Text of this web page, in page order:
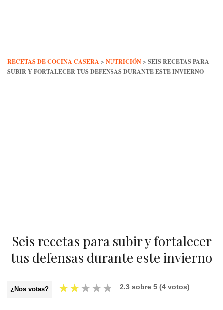
RECETAS DE COCINA CASERA > NUTRICIÓN> SEIS RECETAS PARA
SUBIR Y FORTALECER TUS DEFENSAS DURANTE ESTE INVIERNO
Seis recetas para subir y fortalecer
tus defensas durante este invierno
¿Nos votas? ★★★★★ 2.3 sobre 5 (4 votos)